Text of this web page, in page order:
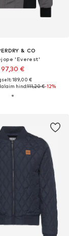
& CO
'Everest'
97,30 €
189,00 €
hind:111,20 €-12%